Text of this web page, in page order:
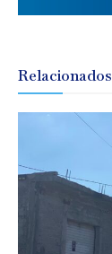
Relacionados